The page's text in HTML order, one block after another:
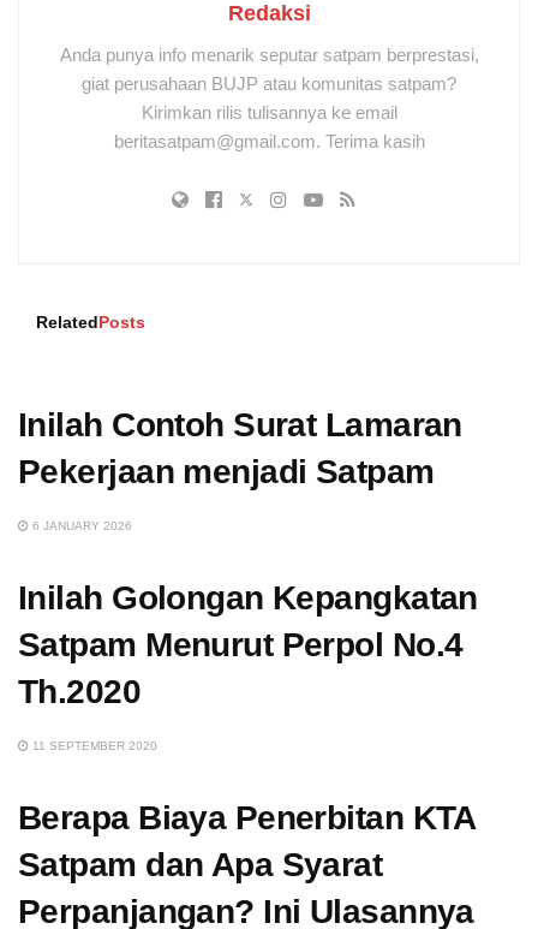
Redaksi
Anda punya info menarik seputar satpam berprestasi,
giat perusahaan BUJP atau komunitas satpam?
Kirimkan rilis tulisannya ke email
beritasatpam@gmail.com. Terima kasih
RelatedPosts
Inilah Contoh Surat Lamaran
Pekerjaan menjadi Satpam
6 JANUARY 2026
Inilah Golongan Kepangkatan
Satpam Menurut Perpol No.4
Th.2020
11 SEPTEMBER 2020
Berapa Biaya Penerbitan KTA
Satpam dan Apa Syarat
Perpanjangan? Ini Ulasannya